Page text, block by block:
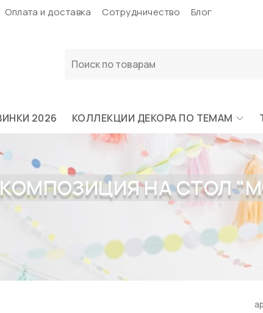
Оплата и доставка Сотрудничество Блог
2026 КОЛЛЕКЦИИ ДЕКОРА ПО ТЕМАМ
КОМПОЗИЦИЯ НА СТОЛ